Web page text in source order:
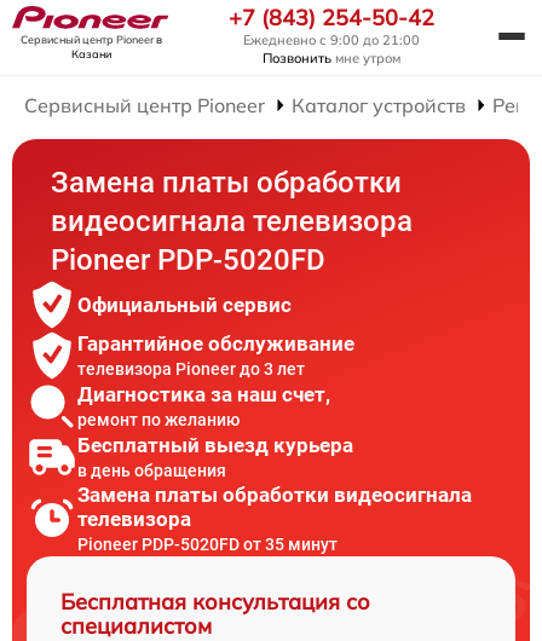
Сервисный центр Pioneerв
Казани
+7 (843) 254-50-42
Ежедневно с 9:00 до 21:00
Позвонить мне утром
Сервисный центр Pioneer Каталог устройств
Замена платы обработки
видеосигнала телевизора
Pioneer PDP-5020FD
Официальный сервис
Гарантийное обслуживание
телевизора Pioneer до 3 лет
Диагностика за наш счет,
ремонт по желанию
Бесплатный выезд курьера
в день обращения
Замена платы обработки видеосигнала
телевизора
Pioneer PDP-5020FD от 35 минут
Бесплатная консультация со
специалистом